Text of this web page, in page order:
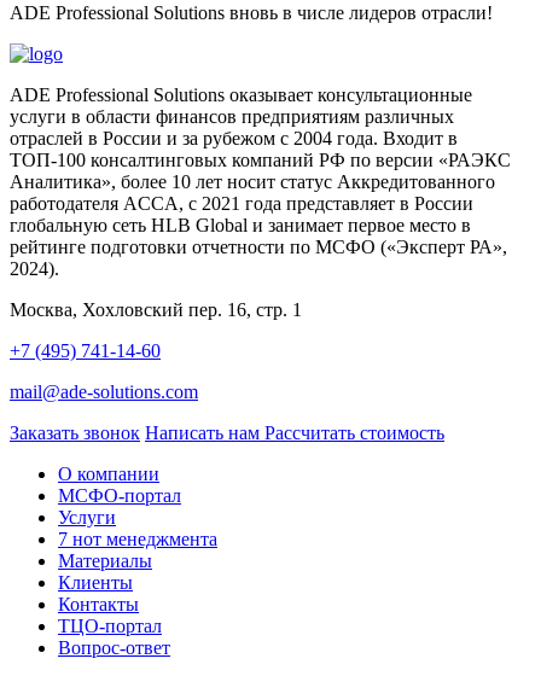
ADE Professional Solutions вновь в числе лидеров отрасли!
ADE Professional Solutions оказывает консультационные
услуги в области финансов предприятиям различных
отраслей в России и за рубежом с 2004 года. Входит в
ТОП-100 консалтинговых компаний РФ по версии «РАЭКС
Аналитика», более 10 лет носит статус Аккредитованного
работодателя ACCA, с 2021 года представляет в России
глобальную сеть HLB Global и занимает первое место в
рейтинге подготовки отчетности по МСФО («Эксперт РА»,
2024).
Москва, Хохловский пер. 16, стр. 1
+7 (495) 741-14-60
mail@ade-solutions.com
Заказать звонок Написать нам Рассчитать стоимость
О компании
МСФО-портал
Услуги
7 нот менеджмента
Материалы
Клиенты
Контакты
ТЦО-портал
Вопрос-ответ